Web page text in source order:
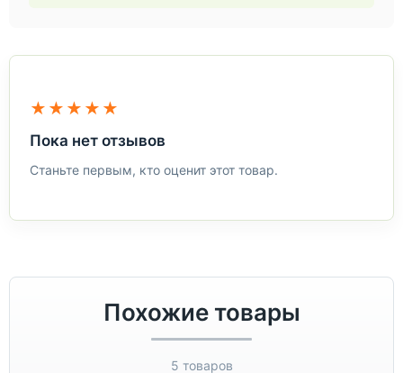
★★★★★
Пока нет отзывов
Станьте первым, кто оценит этот товар.
Похожие товары
5 товаров